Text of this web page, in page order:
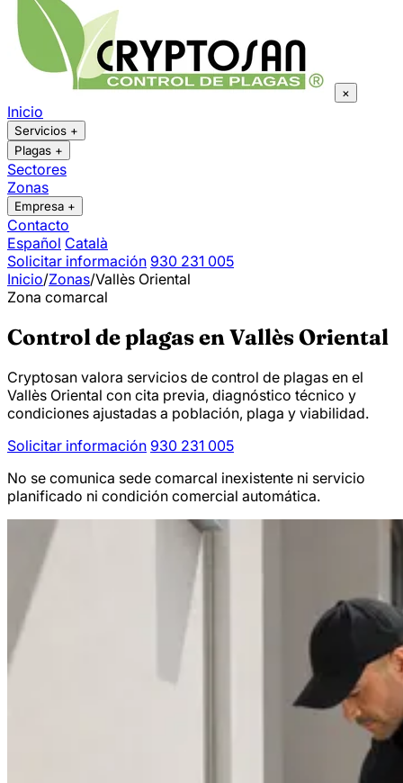
×
Inicio
Servicios +
Plagas +
Sectores
Zonas
Empresa +
Contacto
Español Català
Solicitar información 930 231 005
Inicio/Zonas/Vallès Oriental
Zona comarcal
Control de plagas en Vallès Oriental
Cryptosan valora servicios de control de plagas en el
Vallès Oriental con cita previa, diagnóstico técnico y
condiciones ajustadas a población, plaga y viabilidad.
Solicitar información 930 231 005
No se comunica sede comarcal inexistente ni servicio
planificado ni condición comercial automática.